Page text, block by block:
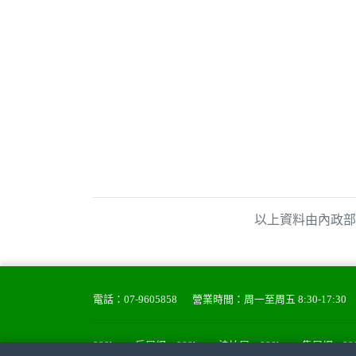
以上資料由內政
電話： 07-9605858 營業時間：周一至周五 8:30-17:30
988house房屋網 988house法拍屋 988house售屋網